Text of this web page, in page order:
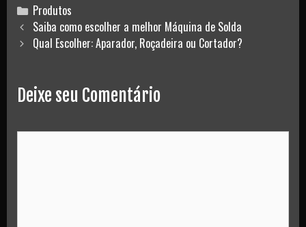
Categories
Produtos
Post
navigation
Saiba como escolher a melhor Máquina de Solda
Qual Escolher: Aparador, Roçadeira ou Cortador?
Deixe seu Comentário